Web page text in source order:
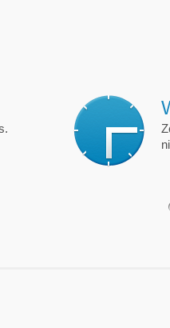
Wekkers,
Zet een wekker op
nieuwe uitzending is.